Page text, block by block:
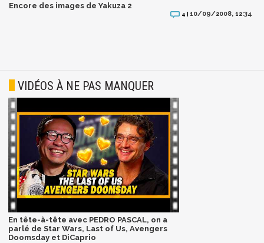
Encore des images de Yakuza 2
4 |10/09/2008, 12:34
VIDÉOS À NE PAS MANQUER
En tête-à-tête avec PEDRO PASCAL, on a
parlé de Star Wars, Last of Us, Avengers
Doomsday et DiCaprio